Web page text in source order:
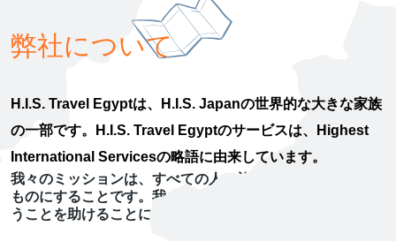
弊社について
H.I.S. Travel Egyptは、 H.I.S. Japanの世界的な大きな家族
の一部です。
H.I.S. Travel Egyptのサービスは、
Highest
International Servicesの略語に由来しています。
我々のミッションは、すべての人に旅行を身近に、楽しい
ものにすることです。我々は、人々が世界を探検するとい
うことを助けることに情熱を持っております